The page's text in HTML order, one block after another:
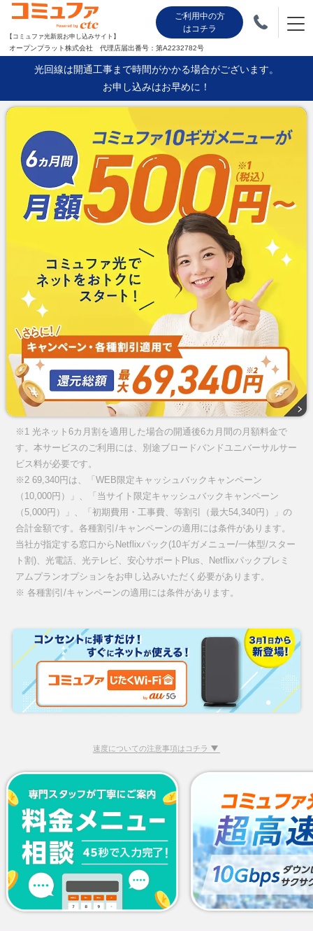
【コミュファ光新規お申し込みサイト】
ご利用中の方
はコチラ
オープンプラット株式会社 代理店届出番号：第A2232782号
光回線は開通工事まで時間がかかる場合がございます。
お申し込みはお早めに！
※1 光ネット6カ月割を適用した場合の開通後6カ月間の月額料金で
す。本サービスのご利用には、別途ブロードバンドユニバーサルサー
ビス料が必要です。
※2 69,340円は、「WEB限定キャッシュバックキャンペーン
（10,000円）」、「当サイト限定キャッシュバックキャンペーン
（5,000円）」、「初期費用・工事費、等割引（最大54,340円）」の
合計金額です。各種割引/キャンペーンの適用には条件があります。
当社が指定する窓口からNetflixパック(10ギガメニュー/一体型/スター
ト割)、光電話、光テレビ、安心サポートPlus、Netflixパックプレミ
アムプランオプションをお申し込みいただく必要があります。
※ 各種割引/キャンペーンの適用には条件があります。
速度についての注意事項はコチラ